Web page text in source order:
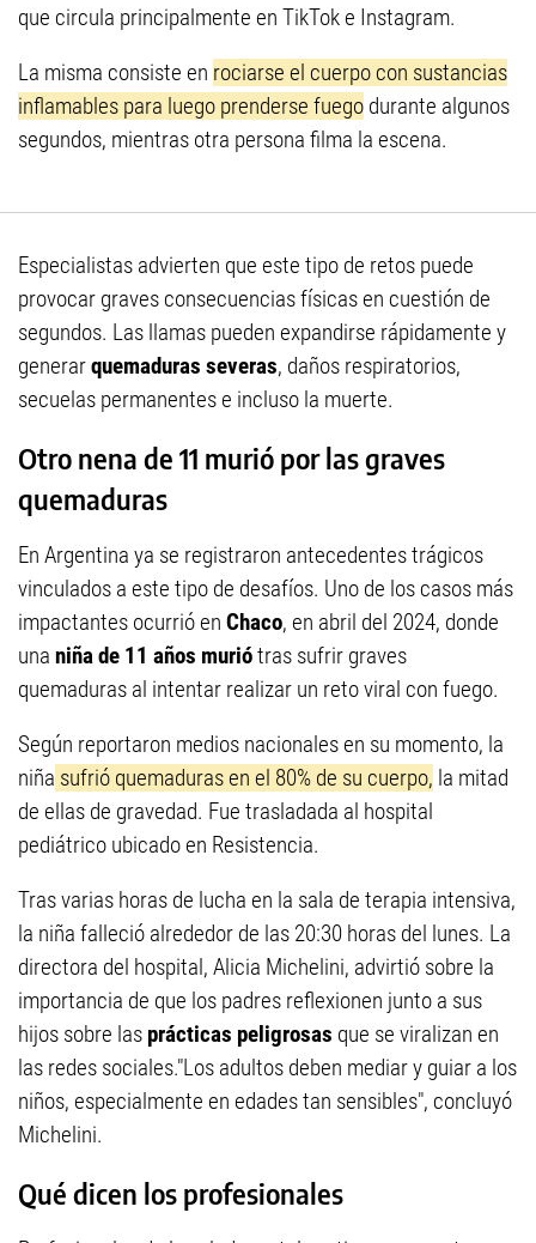
que circula principalmente en TikTok e Instagram.
La misma consiste en rociarse el cuerpo con sustancias
inflamables para luego prenderse fuego durante algunos
segundos, mientras otra persona filma la escena.
Especialistas advierten que este tipo de retos puede
provocar graves consecuencias físicas en cuestión de
segundos. Las llamas pueden expandirse rápidamente y
generarquemaduras severas, daños respiratorios,
secuelas permanentes e incluso la muerte.
Otro nena de 11 murió por las graves
quemaduras
En Argentina ya se registraron antecedentes trágicos
vinculados a este tipo de desafíos. Uno de los casos más
impactantes ocurrió en Chaco, en abril del 2024, donde
una niña de 11 años muriótras sufrir graves
quemaduras al intentar realizar un reto viral con fuego.
Según reportaron medios nacionales en su momento, la
niña sufrió quemaduras en el 80% de su cuerpo, la mitad
de ellas de gravedad. Fue trasladada al hospital
pediátrico ubicado en Resistencia.
Tras varias horas de lucha en la sala de terapia intensiva,
la niña falleció alrededor de las 20:30 horas del lunes. La
directora del hospital, Alicia Michelini, advirtió sobre la
importancia de que los padres reflexionen junto a sus
hijos sobre las prácticas peligrosas que se viralizan en
las redes sociales."Los adultos deben mediar y guiar a los
niños, especialmente en edades tan sensibles", concluyó
Michelini.
Qué dicen los profesionales